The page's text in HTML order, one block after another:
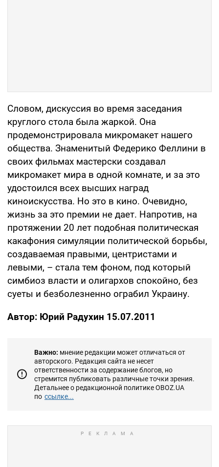
Словом, дискуссия во время заседания
круглого стола была жаркой. Она
продемонстрировала микромакет нашего
общества. Знаменитый Федерико Феллини в
своих фильмах мастерски создавал
микромакет мира в одной комнате, и за это
удостоился всех высших наград
киноискусства. Но это в кино. Очевидно,
жизнь за это премии не дает. Напротив, на
протяжении 20 лет подобная политическая
какафония симуляции политической борьбы,
создаваемая правыми, центристами и
левыми, – стала тем фоном, под который
симбиоз власти и олигархов спокойно, без
суеты и безболезненно ограбил Украину.
Автор: Юрий Радухин 15.07.2011
Важно: мнение редакции может отличаться от
авторского. Редакция сайта не несет
ответственности за содержание блогов, но
стремится публиковать различные точки зрения.
Детальнее о редакционной политике OBOZ.UA
по ссылке...